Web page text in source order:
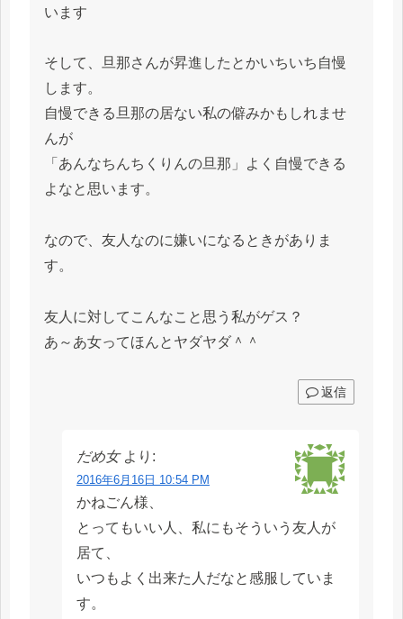
います
そして、旦那さんが昇進したとかいちいち自慢
します。
自慢できる旦那の居ない私の僻みかもしれませ
んが
「あんなちんちくりんの旦那」よく自慢できる
よなと思います。
なので、友人なのに嫌いになるときがありま
す。
友人に対してこんなこと思う私がゲス？
あ～あ女ってほんとヤダヤダ＾＾
返信
だめ女 より:
2016年6月16日 10:54 PM
かねごん様、
とってもいい人、私にもそういう友人が
居て、
いつもよく出来た人だなと感服していま
す。